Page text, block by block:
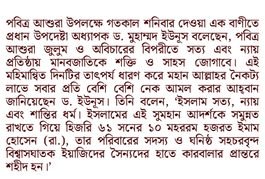
পবিত্র আশুরা উপলক্ষে গতকাল শনিবার দেওয়া এক বাণীতে
প্রধান উপদেষ্টা অধ্যাপক ড. মুহাম্মদ ইউনূস বলেছেন, পবিত্র
আশুরা জুলুম ও অবিচারের বিপরীতে সত্য এবং ন্যায়
প্রতিষ্ঠায় মানবজাতিকে শক্তি ও সাহস জোগাবে। এই
মহিমান্বিত দিনটির তাৎপর্য ধারণ করে মহান আল্লাহর নৈকট্য
লাভে সবার প্রতি বেশি বেশি নেক আমল করার আহ্‌বান
জানিয়েছেন ড. ইউনূস। তিনি বলেন, ‘ইসলাম সত্য, ন্যায়
এবং শান্তির ধর্ম। ইসলামের এই সুমহান আদর্শকে সমুন্নত
রাখতে গিয়ে হিজরি ৬১ সনের ১০ মহররম হজরত ইমাম
হোসেন (রা.), তার পরিবারের সদস্য ও ঘনিষ্ঠ সহচরবৃন্দ
বিশ্বাসঘাতক ইয়াজিদের সৈন্যদের হাতে কারবালার প্রান্তরে
শহীদ হন।’